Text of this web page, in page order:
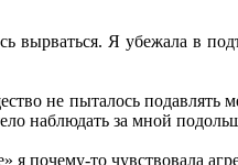
вырваться. Я убежала в
не пыталось подавлять
наблюдать за мной
почему-то чувствовала